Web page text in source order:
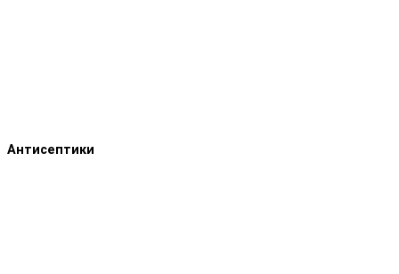
Антисептики